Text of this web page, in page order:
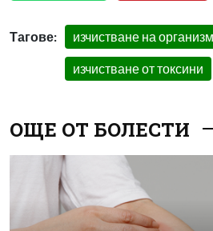
Тагове: изчистване на
изчистване от токсини
ОЩЕ ОТ БОЛЕСТИ